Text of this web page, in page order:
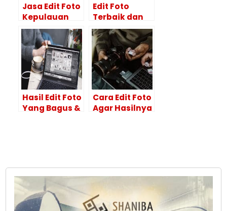
Jasa Edit Foto
Kepulauan
Selayar
HASILNYA
BAGUS!
Edit Foto
Terbaik dan
Hasil
Maksimal Itu
Ya di Editor
Foto
Profesional
Hasil Edit Foto
Yang Bagus &
Cara Edit Foto
Agar Hasilnya